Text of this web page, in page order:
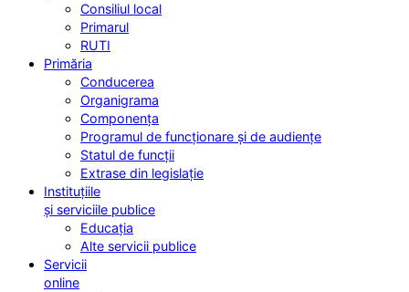
Consiliul local
Primarul
RUTI
Primăria
Conducerea
Organigrama
Componența
Programul de funcționare și de audiențe
Statul de funcții
Extrase din legislație
Instituțiile
și serviciile publice
Educația
Alte servicii publice
Servicii
online